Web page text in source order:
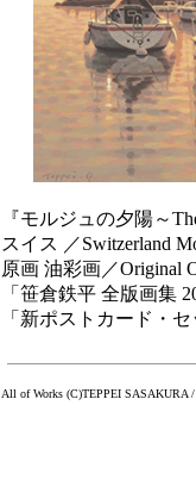
『モルジュの夕陽～
スイス ／Switzerland
原画 油彩画／Original
「笹倉鉄平 全版画集
「新ポストカード・
All of Works (C)TEPPEI SASAKURA